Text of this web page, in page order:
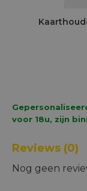
voor 18u, zijn
Reviews (0)
Nog geen